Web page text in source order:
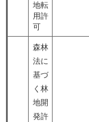
地転
用許
可
森林
法に
基づ
く林
地開
発許